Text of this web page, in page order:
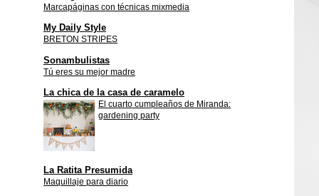
Marcapáginas con técnicas mixmedia
My Daily Style
BRETON STRIPES
Sonambulistas
Tú eres su mejor madre
La chica de la casa de caramelo
El cuarto cumpleaños de Miranda:
gardening party
La Ratita Presumida
Maquillaje para diario